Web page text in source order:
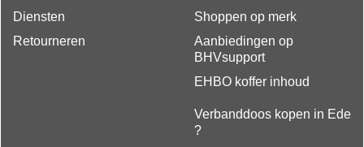
Diensten
Retourneren
Shoppen op merk
Aanbiedingen op
BHVsupport
EHBO koffer inhoud
Verbanddoos kopen in Ede
?